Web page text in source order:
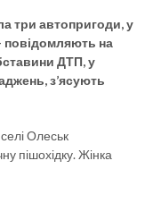
три автопригоди, у
повідомляють на
ДТП, у
з’ясують
Олеськ
пішохідку. Жінка